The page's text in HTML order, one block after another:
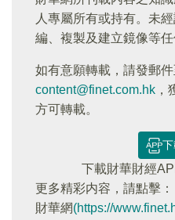
人專屬所有或持有。未
編、複製及建立鏡像等任
如有意願轉載，請發郵件
content@finet.com.hk ，
方可轉載。
下
下載財華財經
更多精彩内容，請點擊：
財華網(https://